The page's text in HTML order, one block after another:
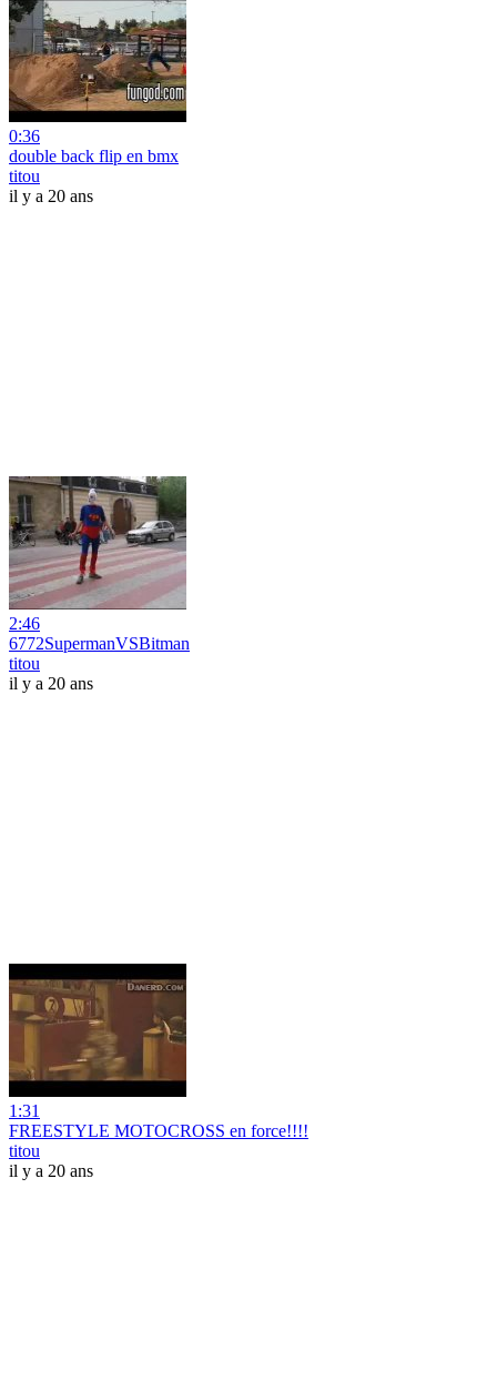
0:36
double back flip en bmx
titou
il y a 20 ans
2:46
6772SupermanVSBitman
titou
il y a 20 ans
1:31
FREESTYLE MOTOCROSS en force!!!!
titou
il y a 20 ans